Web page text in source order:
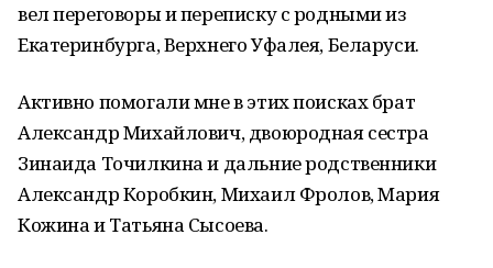
вел переговоры и переписку с родными из
Екатеринбурга, Верхнего Уфалея, Беларуси.
Активно помогали мне в этих поисках брат
Александр Михайлович, двоюродная сестра
Зинаида Точилкина и дальние родственники
Александр Коробкин, Михаил Фролов, Мария
Кожина и Татьяна Сысоева.